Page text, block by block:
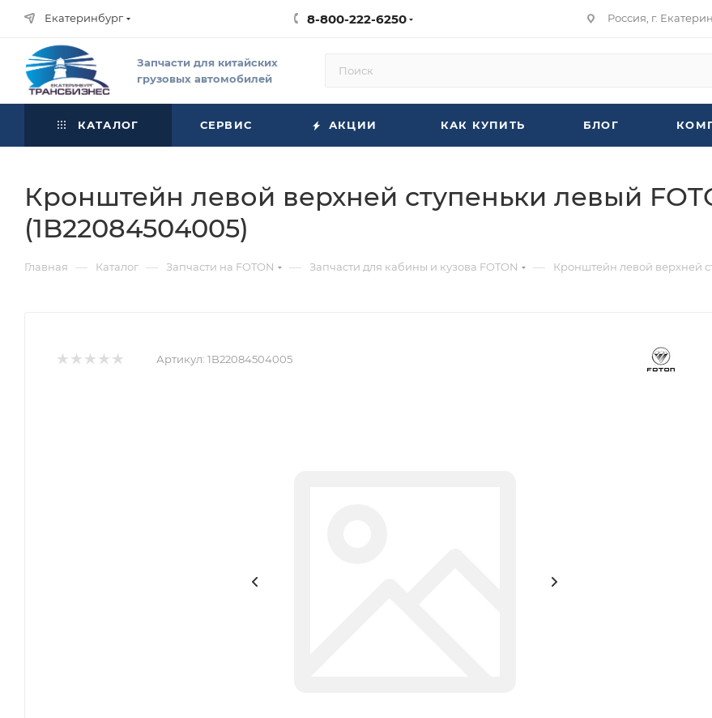
Екатеринбург 8-800-222-6250 Россия, г.
Запчасти для китайских
грузовых автомобилей
КАТАЛОГ СЕРВИС АКЦИИ КАК КУПИТЬ БЛОГ
Кронштейн левой верхней ступеньки левый
(1B22084504005)
Главная — Каталог — Запчасти на FOTON — Запчасти для кабины и кузова FOTON — Кронштейн левой верхней
Артикул: 1B22084504005